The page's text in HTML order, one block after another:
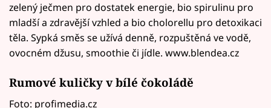
zelený ječmen pro dostatek energie, bio spirulinu pro
mladší a zdravější vzhled a bio cholorellu pro detoxikaci
těla. Sypká směs se užívá denně, rozpuštěná ve vodě,
ovocném džusu, smoothie či jídle. www.blendea.cz
Rumové kuličky v bílé čokoládě
Foto: profimedia.cz